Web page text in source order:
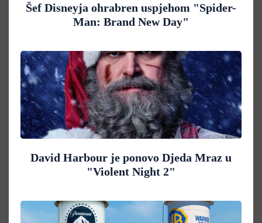
Šef Disneyja ohrabren uspjehom "Spider-
Man: Brand New Day"
David Harbour je ponovo Djeda Mraz u
"Violent Night 2"